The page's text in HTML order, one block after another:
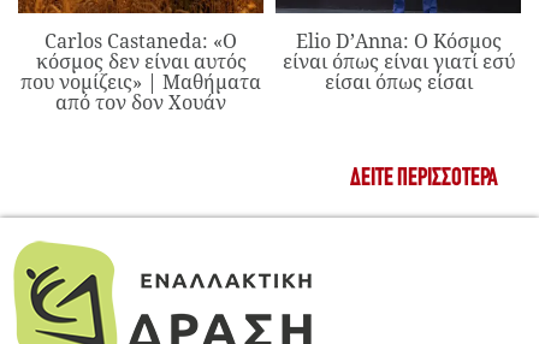
Carlos Castaneda: «Ο
κόσμος δεν είναι αυτός
που νομίζεις» | Μαθήματα
από τον δον Χουάν
Elio D’Anna: Ο Κόσμος
είναι όπως είναι γιατί εσύ
είσαι όπως είσαι
ΔΕΊΤΕ ΠΕΡΙΣΣΌΤΕΡΑ